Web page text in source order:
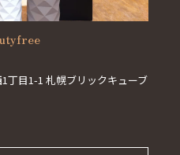
丁目1-1 札幌ブリックキューブ